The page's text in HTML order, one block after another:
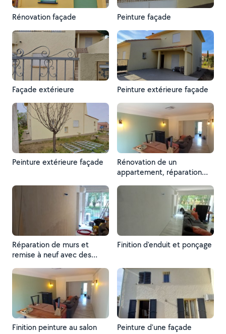
Rénovation façade Peinture façade
Façade extérieure Peinture extérieure façade
Peinture extérieure façade
Rénovation de un
appartement, réparation
finition peinture
Réparation de murs et
remise à neuf avec des
Finition d'enduit et ponçage
Finition peinture au salon Peinture d'une façade